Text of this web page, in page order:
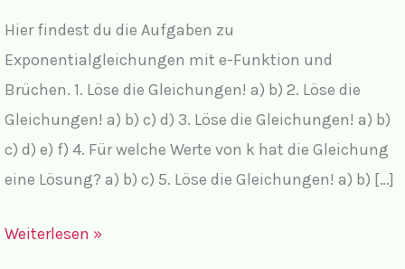
Hier findest du die Aufgaben zu
Exponentialgleichungen mit e-Funktion und
Brüchen. 1. Löse die Gleichungen! a) b) 2. Löse die
Gleichungen! a) b) c) d) 3. Löse die Gleichungen! a) b)
c) d) e) f) 4. Für welche Werte von k hat die Gleichung
eine Lösung? a) b) c) 5. Löse die Gleichungen! a) b) […]
Aufgaben
Weiterlesen »